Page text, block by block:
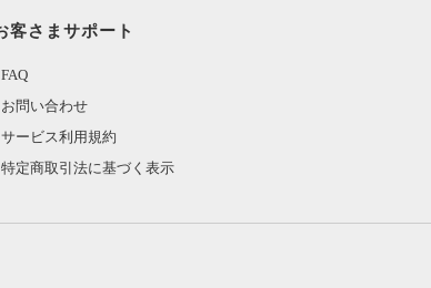
客さまサポート
FAQ
お問い合わせ
サービス利用規約
特定商取引法に基づく表示